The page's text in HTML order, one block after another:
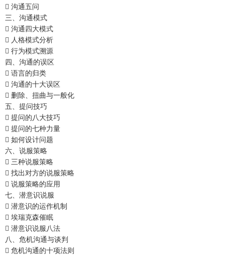
 沟通五问
三、沟通模式
 沟通四大模式
 人格模式分析
 行为模式溯源
四、沟通的误区
 语言的归类
 沟通的十大误区
 删除、扭曲与一般化
五、提问技巧
 提问的八大技巧
 提问的七种力量
 如何设计问题
六、说服策略
 三种说服策略
 找出对方的说服策略
 说服策略的应用
七、潜意识说服
 潜意识的运作机制
 埃瑞克森催眠
 潜意识说服八法
八、危机沟通与谈判
 危机沟通的十项法则